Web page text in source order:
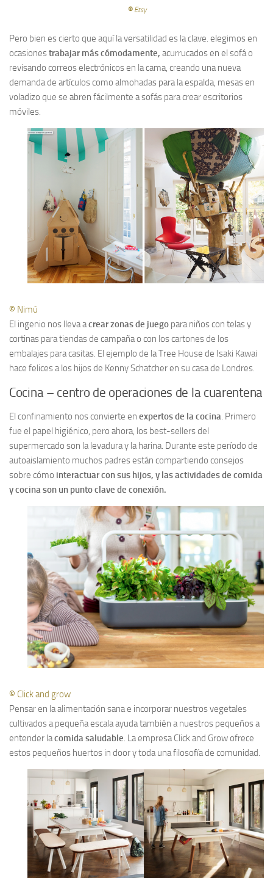
© Etsy
Pero bien es cierto que aquí la versatilidad es la clave. elegimos en
ocasionestrabajar más cómodamente, acurrucados en el sofá o
revisando correos electrónicos en la cama, creando una nueva
demanda de artículos como almohadas para la espalda, mesas en
voladizo que se abren fácilmente a sofás para crear escritorios
móviles.
© Nimú
El ingenio nos lleva acrear zonas de juego para niños con telas y
cortinas para tiendas de campaña o con los cartones de los
embalajes para casitas. El ejemplo de la Tree House de Isaki Kawai
hace felices a los hijos de Kenny Schatcher en su casa de Londres.
Cocina – centro de operaciones de la cuarentena
El confinamiento nos convierte en expertos de la cocina. Primero
fue el papel higiénico, pero ahora, los best-sellers del
supermercado son la levadura y la harina. Durante este período de
autoaislamiento muchos padres están compartiendo consejos
sobre cómo interactuar con sus hijos, y las actividades de comida
y cocina son un punto clave de conexión.
© Click and grow
Pensar en la alimentación sana e incorporar nuestros vegetales
cultivados a pequeña escala ayuda también a nuestros pequeños a
entender lacomida saludable. La empresa Click and Grow ofrece
estos pequeños huertos in door y toda una filosofía de comunidad.